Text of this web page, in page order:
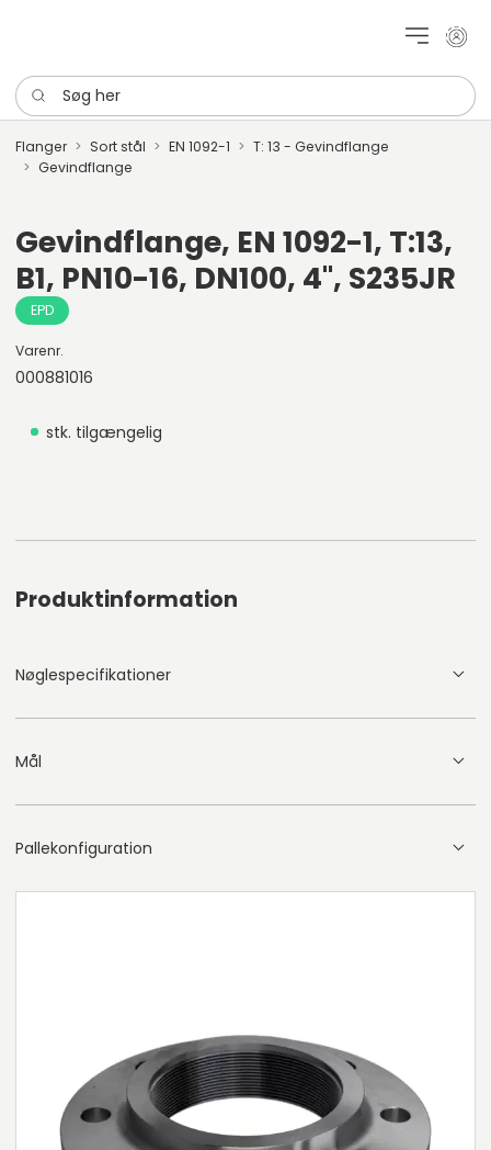
Mit
Søg her
Flanger Sort stål EN 1092-1
T: 13 - Gevindflange
Gevindflange
Gevindflange, EN 1092-1, T:13,
B1, PN10-16, DN100, 4", S235JR
EPD
Varenr.
000881016
stk. tilgængelig
Produktinformation
Nøglespecifikationer
Mål
Pallekonfiguration